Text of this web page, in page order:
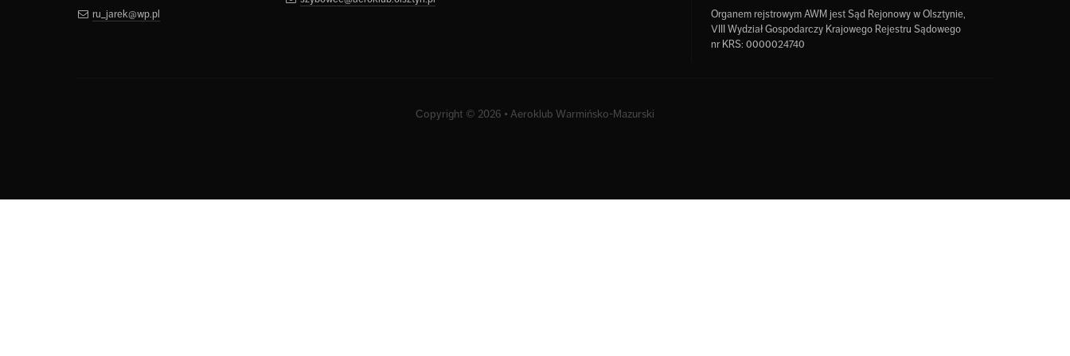
ru_jarek@wp.pl
Organem rejstrowym AWM jest Sąd Rejonowy w Olsztynie,
VIII Wydział Gospodarczy Krajowego Rejestru Sądowego
nr KRS: 0000024740
Copyright © 2026 • Aeroklub Warmińsko-Mazurski